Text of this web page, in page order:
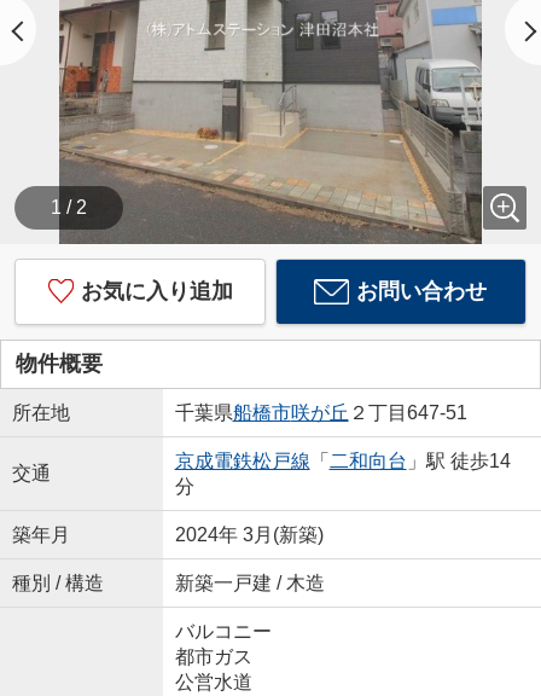
1 / 2
お気に入り追加 お問い合わせ
物件概要
所在地 千葉県船橋市咲が丘 ２丁目647-51
交通
京成電鉄松戸線 「 二和向台 」駅 徒歩14
分
築年月 2024年 3月(新築)
種別 / 構造 新築一戸建 / 木造
バルコニー
都市ガス
公営水道